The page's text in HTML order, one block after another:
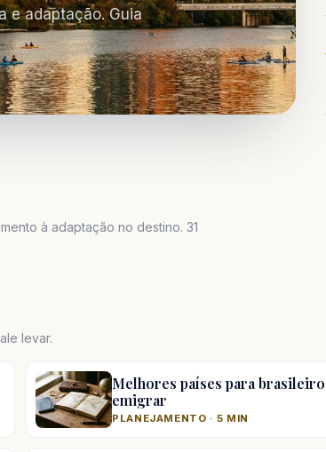
e adaptação. Guia
à adaptação no destino. 31
levar.
Melhores países para
emigrar
PLANEJAMENTO · 5 MIN